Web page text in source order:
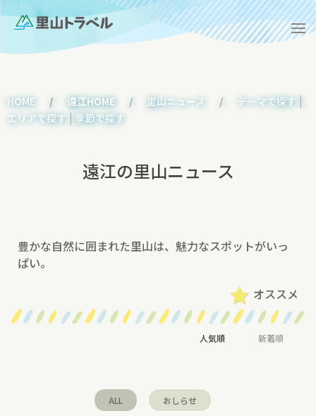
HOME 遠江HOME 里山ニュース テーマで探す |
エリアで探す | 季節で探す
遠江の里山ニュース
豊かな自然に囲まれた里山は、魅力なスポットがいっ
ぱい。
オススメ
人気順 新着順
ALL おしらせ